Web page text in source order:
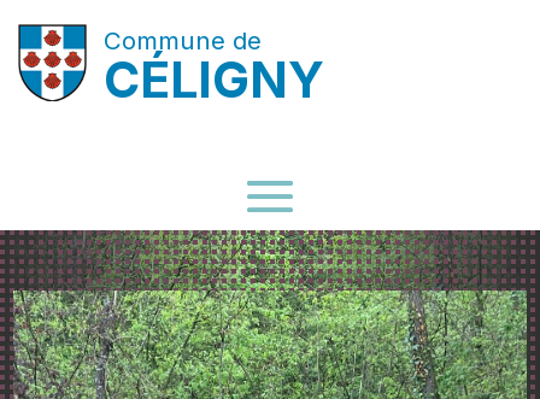
Commune de
CÉLIGNY